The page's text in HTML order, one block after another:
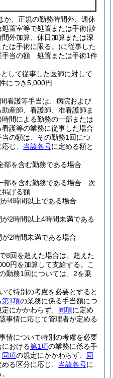
か、正規の勤務時間外、週休
置室等で処置または手術(診
外加算、休日加算または深
は手術に限る。)に従事した
手当の額 処置または手術1件
して従事した医師に対して
につき5,000円
看護等手当は、病院および
産師、看護師、准看護師ま
間による勤務の一部または
護等の業務に従事した場合
の額は、その勤務1回につ
じ、 当該各号に定める額と
部を含む勤務である場合
部を含む勤務である場合 次
掲げる額
が4時間以上である場合
2時間以上4時間未満である
が2時間未満である場合
8回を超えた場合は、超えた
円を加算して支給する。
こ
勤務1回については、2を乗
て特別の考慮を必要とすると
第1項の業務に係る手当額につ
にかかわらず、 同項に定め
事情に応じて管理者が定める
情について特別の考慮を必要
における第1項の業務に係る手
同項の規定にかかわらず、 同
める区分に応じ、 当該各号に